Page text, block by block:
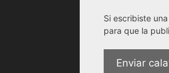
Si escribiste
para que la
Enviar